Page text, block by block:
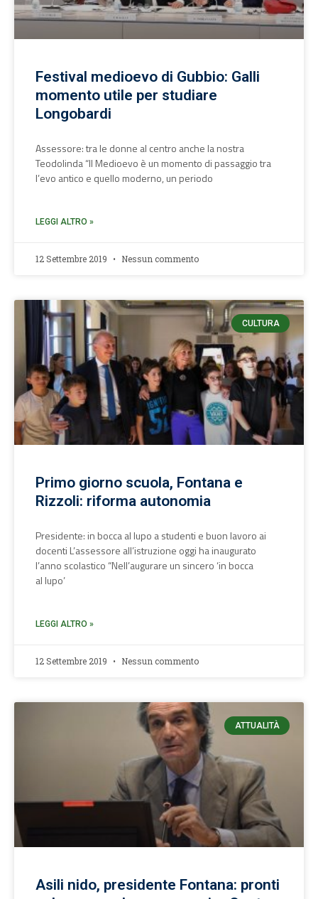
Festival medioevo di Gubbio: Galli
momento utile per studiare
Longobardi
Assessore: tra le donne al centro anche la nostra
Teodolinda “Il Medioevo è un momento di passaggio tra
l’evo antico e quello moderno, un periodo
LEGGI ALTRO »
12 Settembre 2019 Nessun commento
CULTURA
Primo giorno scuola, Fontana e
Rizzoli: riforma autonomia
Presidente: in bocca al lupo a studenti e buon lavoro ai
docenti L’assessore all’istruzione oggi ha inaugurato
l’anno scolastico “Nell’augurare un sincero ‘in bocca
al lupo’
LEGGI ALTRO »
12 Settembre 2019 Nessun commento
ATTUALITÀ
Asili nido, presidente Fontana: pronti